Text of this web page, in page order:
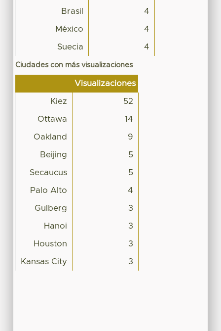
Brasil 4
México 4
Suecia 4
Ciudades con más visualizaciones
Visualizaciones
Kiez 52
Ottawa 14
Oakland 9
Beijing 5
Secaucus 5
Palo Alto 4
Gulberg 3
Hanoi 3
Houston 3
Kansas City 3